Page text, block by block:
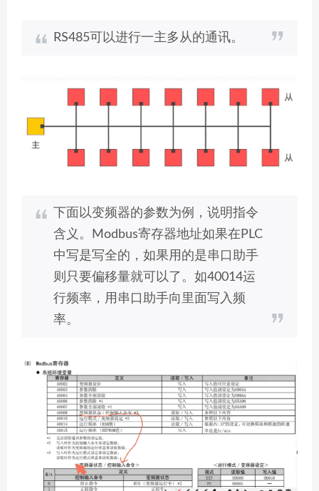
RS485可以进行一主多从的通讯。
下面以变频器的参数为例，说明指令
含义。Modbus寄存器地址如果在PLC
中写是写全的，如果用的是串口助手
则只要偏移量就可以了。如40014运
行频率，用串口助手向里面写入频
率。